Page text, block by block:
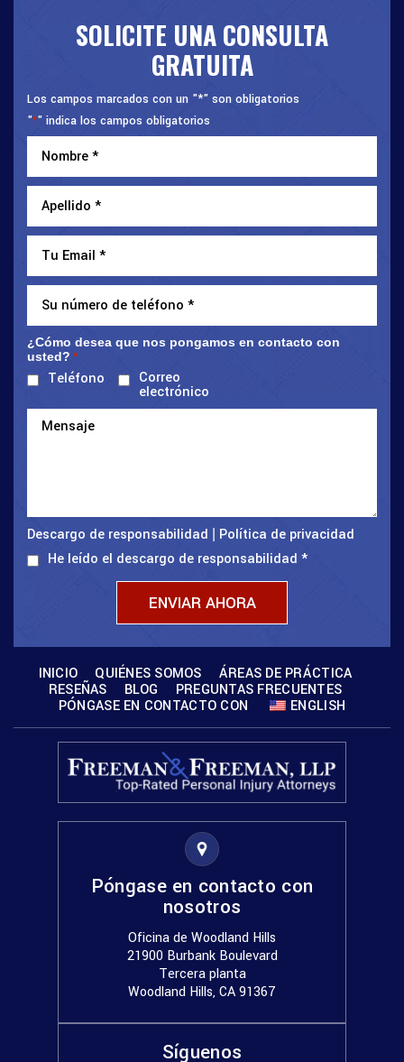
SOLICITE UNA CONSULTA
GRATUITA
Los campos marcados con un "*" son obligatorios
"*" indica los campos obligatorios
¿Cómo desea que nos pongamos en contacto con
usted? *
Teléfono Correo
electrónico
Descargo de responsabilidad
Política de privacidad
He leído el descargo de responsabilidad *
INICIO QUIÉNES SOMOS
ÁREAS DE PRÁCTICA
RESEÑAS
BLOG
PREGUNTAS FRECUENTES
PÓNGASE EN CONTACTO CON
ENGLISH
Póngase en contacto con
nosotros
Oficina de Woodland Hills
21900 Burbank Boulevard
Tercera planta
Woodland Hills, CA 91367
Síguenos